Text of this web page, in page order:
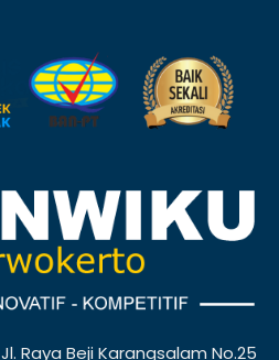
Jl. Raya Beji Karangsalam No.25